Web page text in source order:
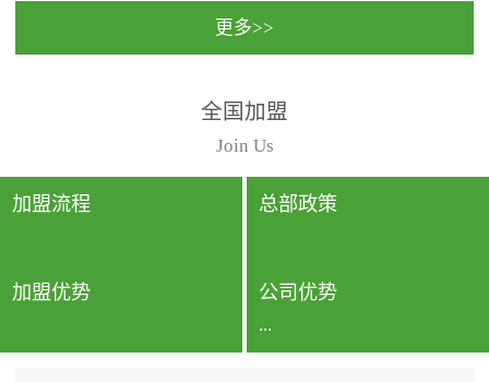
动，人类长时间停留的室
内空间都有整体消毒的需
要。因为空间内人流携带
的、空气...
行国家规定的标准检测方
法，空气采样量准确，检
测结果可靠，远胜于其他
检测...
更多>>
全国加盟
Join Us
加盟流程 总部政策
加盟优势 公司优势
...